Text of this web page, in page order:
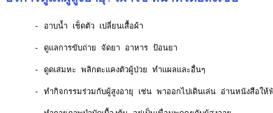
      - อาบน้ำ เช็ดตัว เปลี่ยนเสื้อผ้า
      - ดูแลการขับถ่าย จัดยา อาหาร ป้อนยา
      - ดูดเสมหะ พลิกตะแคงตัวผู้ป่วย ทำแผลและอื่นๆ
- ทำกิจกรรมร่วมกับผู้สูงอายุ เช่น พาออกไปเดินเล่น อ่านหนังสือให้